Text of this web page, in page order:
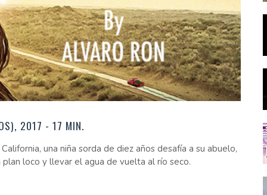
2017 - 17 MIN.
una niña sorda de diez años desafía a su abuelo,
loco y llevar el agua de vuelta al río seco.